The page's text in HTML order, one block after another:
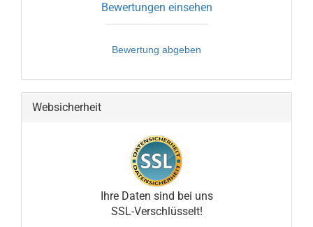
Bewertungen einsehen
Bewertung abgeben
Websicherheit
Ihre Daten sind bei uns
SSL-Verschlüsselt!